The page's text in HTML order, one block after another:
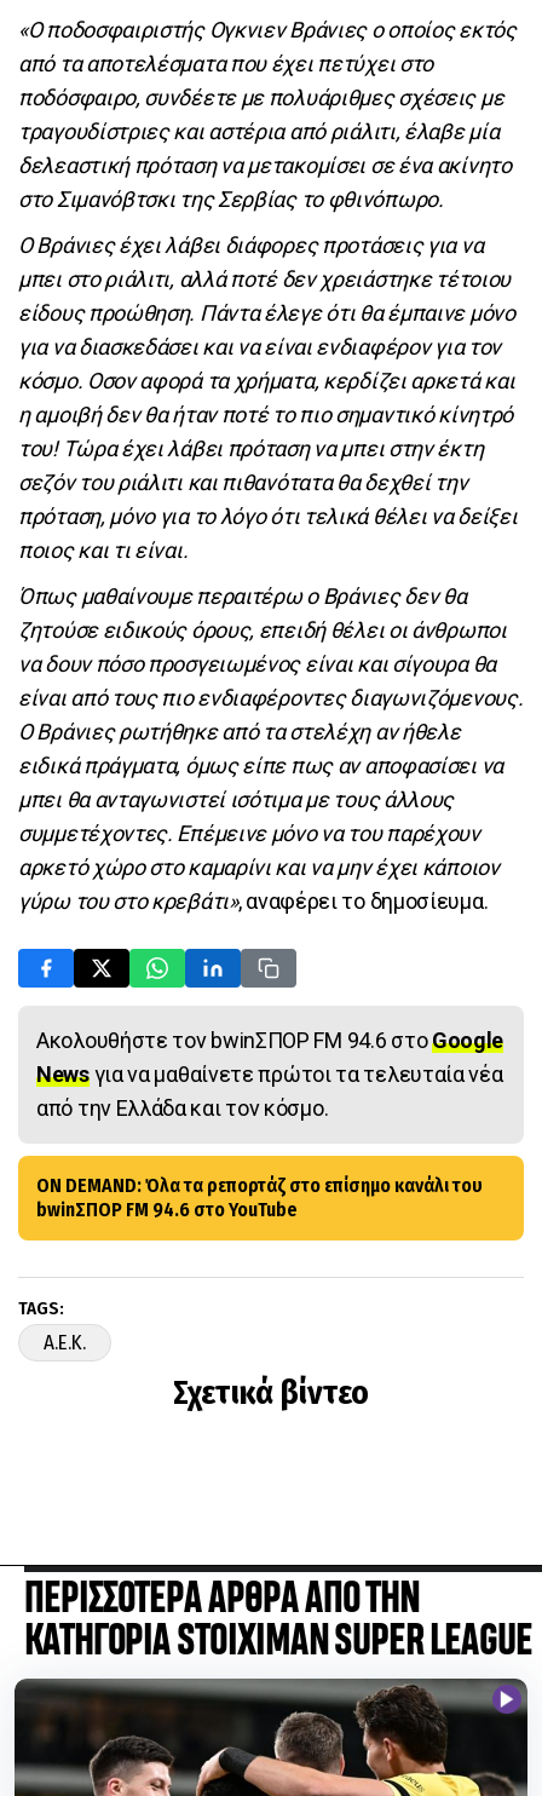
«Ο ποδοσφαιριστής Ογκνιεν Βράνιες ο οποίος εκτός
από τα αποτελέσματα που έχει πετύχει στο
ποδόσφαιρο, συνδέετε με πολυάριθμες σχέσεις με
τραγουδίστριες και αστέρια από ριάλιτι, έλαβε μία
δελεαστική πρόταση να μετακομίσει σε ένα ακίνητο
στο Σιμανόβτσκι της Σερβίας το φθινόπωρο.
Ο Βράνιες έχει λάβει διάφορες προτάσεις για να
μπει στο ριάλιτι, αλλά ποτέ δεν χρειάστηκε τέτοιου
είδους προώθηση. Πάντα έλεγε ότι θα έμπαινε μόνο
για να διασκεδάσει και να είναι ενδιαφέρον για τον
κόσμο. Οσον αφορά τα χρήματα, κερδίζει αρκετά και
η αμοιβή δεν θα ήταν ποτέ το πιο σημαντικό κίνητρό
του! Τώρα έχει λάβει πρόταση να μπει στην έκτη
σεζόν του ριάλιτι και πιθανότατα θα δεχθεί την
πρόταση, μόνο για το λόγο ότι τελικά θέλει να δείξει
ποιος και τι είναι.
Όπως μαθαίνουμε περαιτέρω ο Βράνιες δεν θα
ζητούσε ειδικούς όρους, επειδή θέλει οι άνθρωποι
να δουν πόσο προσγειωμένος είναι και σίγουρα θα
είναι από τους πιο ενδιαφέροντες διαγωνιζόμενους.
Ο Βράνιες ρωτήθηκε από τα στελέχη αν ήθελε
ειδικά πράγματα, όμως είπε πως αν αποφασίσει να
μπει θα ανταγωνιστεί ισότιμα με τους άλλους
συμμετέχοντες. Επέμεινε μόνο να του παρέχουν
αρκετό χώρο στο καμαρίνι και να μην έχει κάποιον
γύρω του στο κρεβάτι», αναφέρει το δημοσίευμα.
Ακολουθήστε τον bwinΣΠΟΡ FM 94.6 στοGoogle
Newsγια να μαθαίνετε πρώτοι τα τελευταία νέα
από την Ελλάδα και τον κόσμο.
ON DEMAND: Όλα τα ρεπορτάζ στο επίσημο κανάλι του
bwinΣΠΟΡ FM 94.6 στο YouTube
TAGS:
A.E.K.
Σχετικά βίντεο
ΚΑΤΗΓΟΡΙΑ STOIXIMAN SUPER LEAGUE